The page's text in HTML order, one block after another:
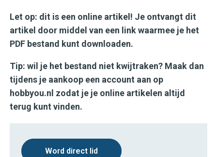
Let op: dit is een online artikel! Je ontvangt dit
artikel door middel van een link waarmee je het
PDF bestand kunt downloaden.
Tip: wil je het bestand niet kwijtraken? Maak dan
tijdens je aankoop een account aan op
hobbyou.nl zodat je je online artikelen altijd
terug kunt vinden.
Word direct lid